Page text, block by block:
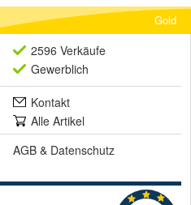
Gold
2596 Verkäufe
Gewerblich
Kontakt
Alle Artikel
AGB & Datenschutz